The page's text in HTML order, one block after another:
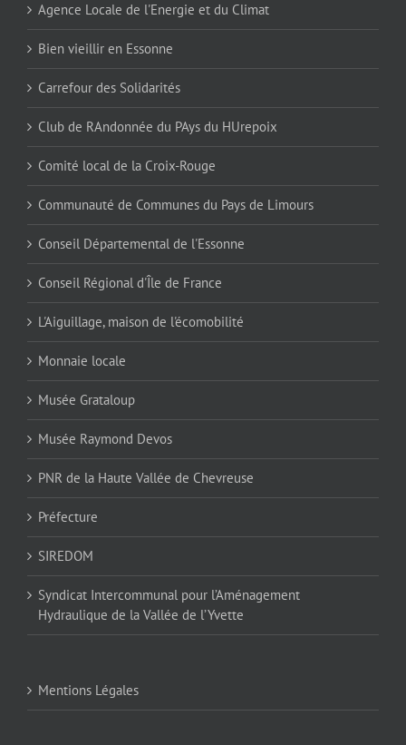
Agence Locale de l'Energie et du Climat
Bien vieillir en Essonne
Carrefour des Solidarités
Club de RAndonnée du PAys du HUrepoix
Comité local de la Croix-Rouge
Communauté de Communes du Pays de Limours
Conseil Départemental de l'Essonne
Conseil Régional d'Île de France
L'Aiguillage, maison de l'écomobilité
Monnaie locale
Musée Grataloup
Musée Raymond Devos
PNR de la Haute Vallée de Chevreuse
Préfecture
SIREDOM
Syndicat Intercommunal pour l’Aménagement
Hydraulique de la Vallée de l’Yvette
Mentions Légales